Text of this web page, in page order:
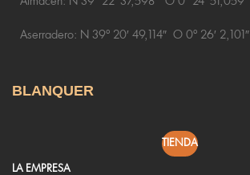
Aserradero: N 39º 20′ 49,114″ O 0º 26′ 2,101″
BLANQUER
TIENDA
LA EMPRESA